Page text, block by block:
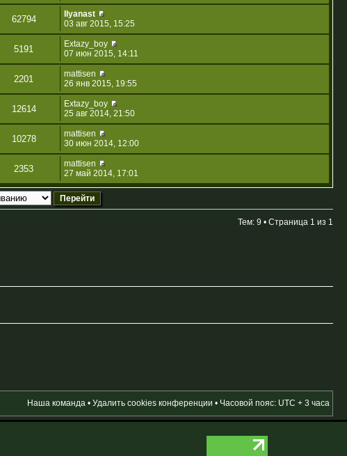
62794
Ilyanast
03 авг 2015, 15:25
5191
Extazy_boy
07 июн 2015, 14:11
2201
mattisen
26 янв 2015, 19:55
12614
Extazy_boy
25 авг 2014, 21:50
10278
mattisen
30 июн 2014, 12:00
2353
mattisen
27 май 2014, 17:01
Тем: 9 • Страница 1 из 1
Наша команда • Удалить cookies конференции • Часовой пояс: UTC + 3 часа